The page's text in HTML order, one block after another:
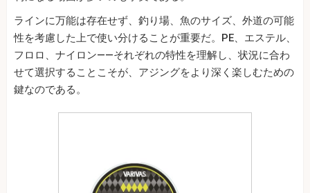
ラインに万能は存在せず、釣り場、魚のサイズ、外道の可能
性を考慮した上で使い分けることが重要だ。PE、エステル、
フロロ、ナイロン――それぞれの特性を理解し、状況に合わ
せて選択することこそが、アジングをより深く楽しむための
鍵なのである。